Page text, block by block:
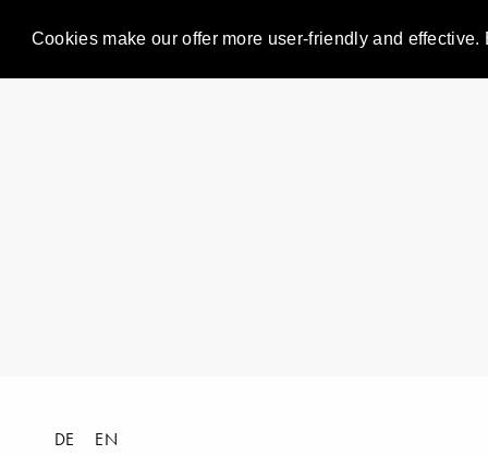
Cookies make our offer more user-friendly and
DE EN